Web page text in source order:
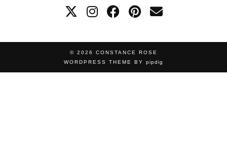
© 2026 CONSTANCE ROSE
WORDPRESS THEME BY pipdig